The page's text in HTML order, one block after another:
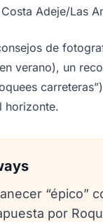
Adeje/Las
de
verano), un
horizonte.
“épico”
por